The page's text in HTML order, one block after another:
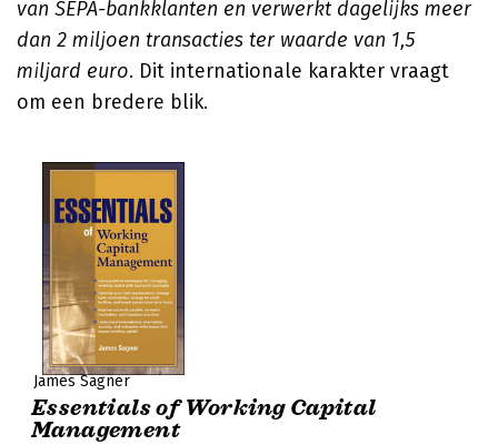
van SEPA-bankklanten en verwerkt dagelijks meer
dan 2 miljoen transacties ter waarde van 1,5
miljard euro. Dit internationale karakter vraagt
om een bredere blik.
James Sagner
Essentials of Working Capital
Management